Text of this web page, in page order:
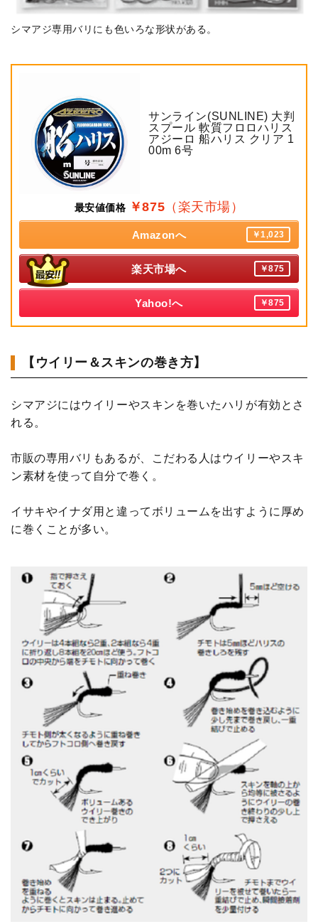
シマアジ専用バリにも色いろな形状がある。
サンライン(SUNLINE) 大判
スプール 軟質フロロハリス
アジーロ 船ハリス クリア 1
00m 6号
最安値価格 ￥875 （楽天市場）
Amazonへ ￥1,023
楽天市場へ ￥875
Yahoo!へ ￥875
【ウイリー＆スキンの巻き方】
シマアジにはウイリーやスキンを巻いたハリが有効とさ
れる。
市販の専用バリもあるが、こだわる人はウイリーやスキ
ン素材を使って自分で巻く。
イサキやイナダ用と違ってボリュームを出すように厚め
に巻くことが多い。